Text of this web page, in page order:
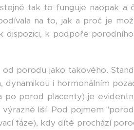
tak to funguje naopak
na to, jak a proč je
dispozici, k podpoře
porodu jako takového.
dynamikou i hormonálním
po porod placenty) je
liší. Pod pojmem
fáze), kdy dítě prochází